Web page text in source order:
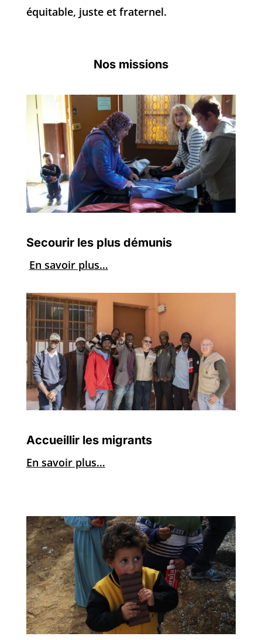
équitable, juste et fraternel.
Nos missions
Secourir les plus démunis
En savoir plus…
Accueillir les migrants
En savoir plus…